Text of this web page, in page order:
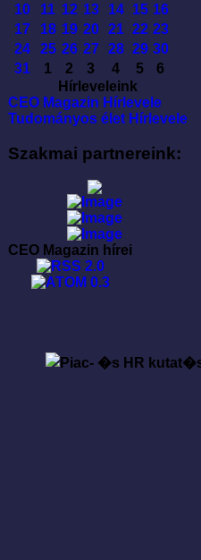
10
11 12 13 14 15 16
17
18 19 20 21 22 23
24
25 26 27 28 29 30
31
1 2 3 4 5
6
Hírleveleink
CEO Magazin Hírlevele
Tudományos élet Hírlevele
Szakmai partnereink:
CEO Magazin hírei